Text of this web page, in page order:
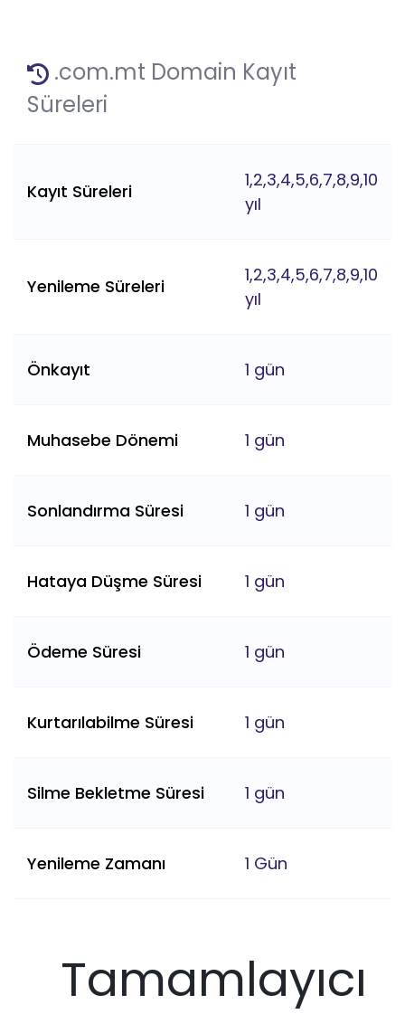
.com.mt Domain Kayıt
Süreleri
Kayıt Süreleri
1,2,3,4,5,6,7,8,9,10
yıl
Yenileme Süreleri
1,2,3,4,5,6,7,8,9,10
yıl
Önkayıt 1 gün
Muhasebe Dönemi 1 gün
Sonlandırma Süresi 1 gün
Hataya Düşme Süresi 1 gün
Ödeme Süresi 1 gün
Kurtarılabilme Süresi 1 gün
Silme Bekletme Süresi 1 gün
Yenileme Zamanı 1 Gün
Tamamlayıcı